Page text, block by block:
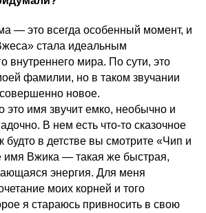
— это всегда особенный момент, и
стала идеальным
внутреннего мира. По сути, это
фамилии, но в таком звучании
новое.
это имя звучит емко, необычно и
В нем есть что-то сказочное
будто в детстве вы смотрите «Чип и
Вжика — такая же быстрая,
энергия. Для меня
моих корней и того
я стараюсь привносить в свою